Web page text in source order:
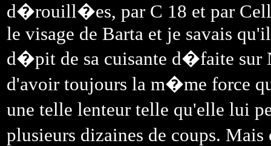
d�rouill�es, par C 18 et par
le visage de Barta et je savais
d�pit de sa cuisante d�faite sur
d'avoir toujours la m�me force
une telle lenteur telle qu'elle lui
plusieurs dizaines de coups.